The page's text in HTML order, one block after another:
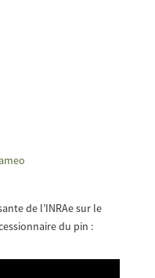
de l’INRAe sur le
du pin :